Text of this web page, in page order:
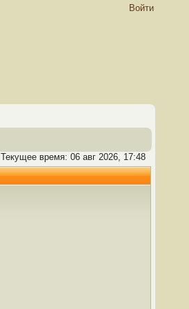
Войти
Текущее время: 06 авг 2026, 17:48